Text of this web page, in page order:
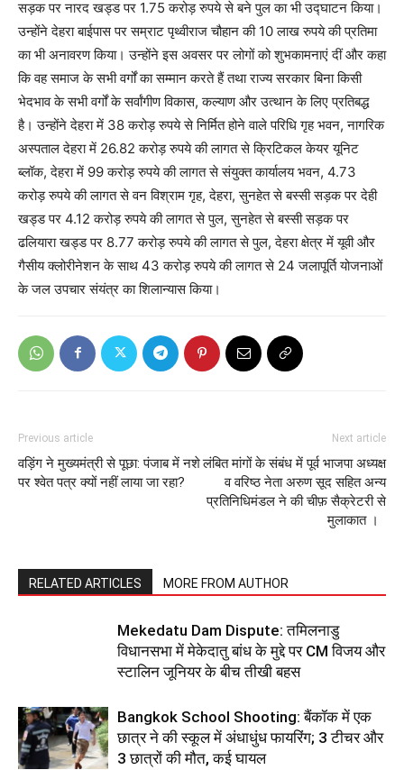
सड़क पर नारद खड्ड पर 1.75 करोड़ रुपये से बने पुल का भी उद्घाटन किया।
उन्होंने देहरा बाईपास पर सम्राट पृथ्वीराज चौहान की 10 लाख रुपये की प्रतिमा
का भी अनावरण किया। उन्होंने इस अवसर पर लोगों को शुभकामनाएं दीं और कहा
कि वह समाज के सभी वर्गों का सम्मान करते हैं तथा राज्य सरकार बिना किसी
भेदभाव के सभी वर्गों के सर्वांगीण विकास, कल्याण और उत्थान के लिए प्रतिबद्ध
है। उन्होंने देहरा में 38 करोड़ रुपये से निर्मित होने वाले परिधि गृह भवन, नागरिक
अस्पताल देहरा में 26.82 करोड़ रुपये की लागत से क्रिटिकल केयर यूनिट
ब्लॉक, देहरा में 99 करोड़ रुपये की लागत से संयुक्त कार्यालय भवन, 4.73
करोड़ रुपये की लागत से वन विश्राम गृह, देहरा, सुनहेत से बस्सी सड़क पर देही
खड्ड पर 4.12 करोड़ रुपये की लागत से पुल, सुनहेत से बस्सी सड़क पर
ढलियारा खड्ड पर 8.77 करोड़ रुपये की लागत से पुल, देहरा क्षेत्र में यूवी और
गैसीय क्लोरीनेशन के साथ 43 करोड़ रुपये की लागत से 24 जलापूर्ति योजनाओं
के जल उपचार संयंत्र का शिलान्यास किया।
Previous article
वड़िंग ने मुख्यमंत्री से पूछा: पंजाब में नशे
पर श्वेत पत्र क्यों नहीं लाया जा रहा?
Next article
लंबित मांगों के संबंध में पूर्व भाजपा अध्यक्ष
व वरिष्ठ नेता अरुण सूद सहित अन्य
प्रतिनिधिमंडल ने की चीफ़ सैक्रेटरी से
मुलाकात ।
RELATED ARTICLES MORE FROM AUTHOR
Mekedatu Dam Dispute: तमिलनाडु
विधानसभा में मेकेदातु बांध के मुद्दे पर CM विजय और
स्टालिन जूनियर के बीच तीखी बहस
Bangkok School Shooting: बैंकॉक में एक
छात्र ने की स्कूल में अंधाधुंध फायरिंग; 3 टीचर और
3 छात्रों की मौत, कई घायल